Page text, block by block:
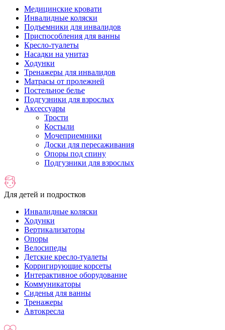
Медицинские кровати
Инвалидные коляски
Подъемники для инвалидов
Приспособления для ванны
Кресло-туалеты
Насадки на унитаз
Ходунки
Тренажеры для инвалидов
Матрасы от пролежней
Постельное белье
Подгузники для взрослых
Аксессуары
Трости
Костыли
Мочеприемники
Доски для пересаживания
Опоры под спину
Подгузники для взрослых
Для детей и подростков
Инвалидные коляски
Ходунки
Вертикализаторы
Опоры
Велосипеды
Детские кресло-туалеты
Корригирующие корсеты
Интерактивное оборудование
Коммуникаторы
Сиденья для ванны
Тренажеры
Автокресла